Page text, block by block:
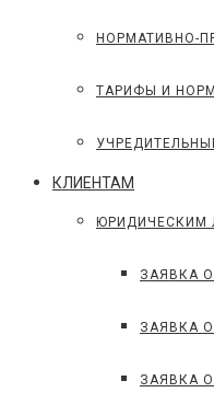
НОРМАТИВНО-
ТАРИФЫ И
КЛИЕНТАМ
ЮРИДИЧЕСКИМ
ЗАЯВКА
ЗАЯВКА
ЗАЯВКА